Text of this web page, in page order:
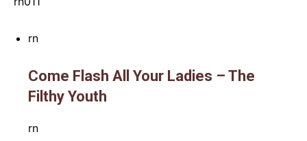
rn
Come Flash All Your Ladies – The
Filthy Youth
rn